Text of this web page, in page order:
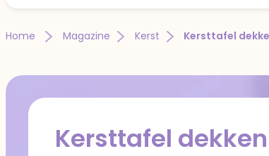
Home Magazine Kerst Kersttafel
Kersttafel